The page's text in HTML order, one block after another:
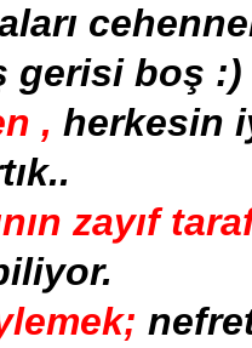
gerisi boş :)
, herkesin
zayıf